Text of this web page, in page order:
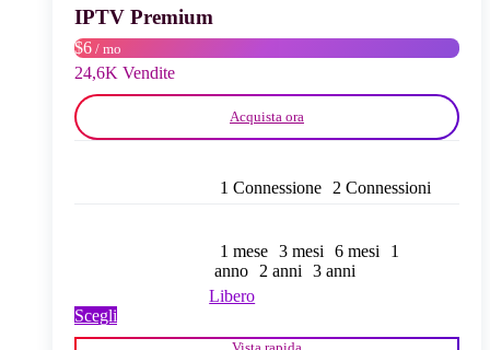
scelte
nella
pagina
del
IPTV Premium
$6 / mo
24,6K Vendite
Acquista ora
1 Connessione 2 Connessioni
1 mese 3 mesi 6 mesi
1
anno
2 anni
3 anni
Libero
Scegli
prodotto